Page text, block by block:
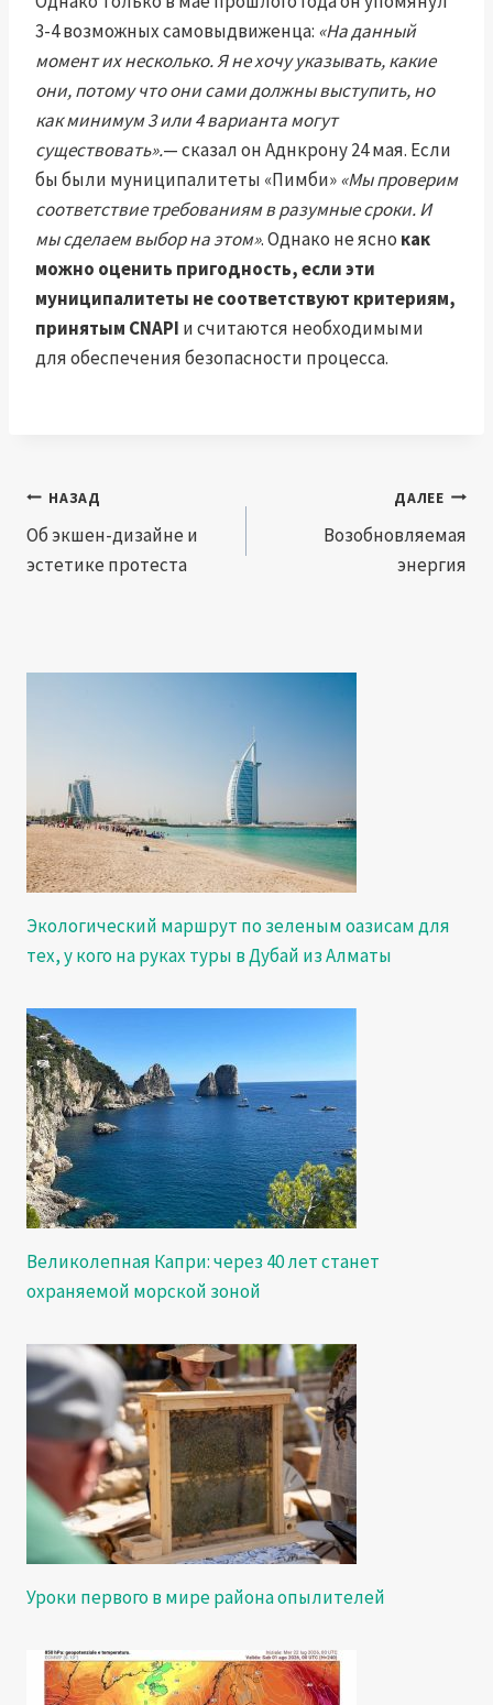
3-4 возможных самовыдвиженца: «На данный
момент их несколько. Я не хочу указывать, какие
они, потому что они сами должны выступить, но
как минимум 3 или 4 варианта могут
существовать».— сказал он Аднкрону 24 мая. Если
бы были муниципалитеты «Пимби»«Мы проверим
соответствие требованиям в разумные сроки. И
мы сделаем выбор на этом». Однако не ясно как
можно оценить пригодность, если эти
муниципалитеты не соответствуют критериям,
принятым CNAPI и считаются необходимыми
для обеспечения безопасности процесса.
Навигация
по
записям
НАЗАД
Об экшен-дизайне и
эстетике протеста
ДАЛЕЕ
Возобновляемая
энергия
Экологический маршрут по зеленым оазисам для
тех, у кого на руках туры в Дубай из Алматы
Великолепная Капри: через 40 лет станет
охраняемой морской зоной
Уроки первого в мире района опылителей